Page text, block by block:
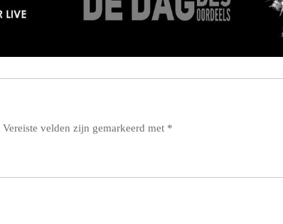
Vereiste velden zijn gemarkeerd met *